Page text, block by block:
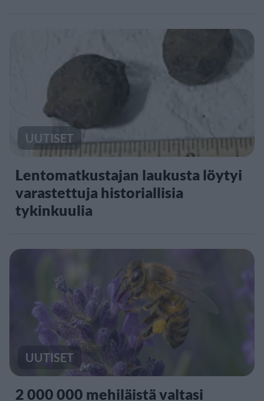
UUTISET
Lentomatkustajan laukusta löytyi
varastettuja historiallisia
tykinkuulia
UUTISET
2 000 000 mehiläistä valtasi